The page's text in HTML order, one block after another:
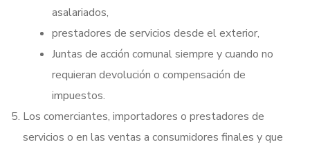
asalariados,
prestadores de servicios desde el exterior,
Juntas de acción comunal siempre y cuando no
requieran devolución o compensación de
impuestos.
Los comerciantes, importadores o prestadores de
servicios o en las ventas a consumidores finales y que